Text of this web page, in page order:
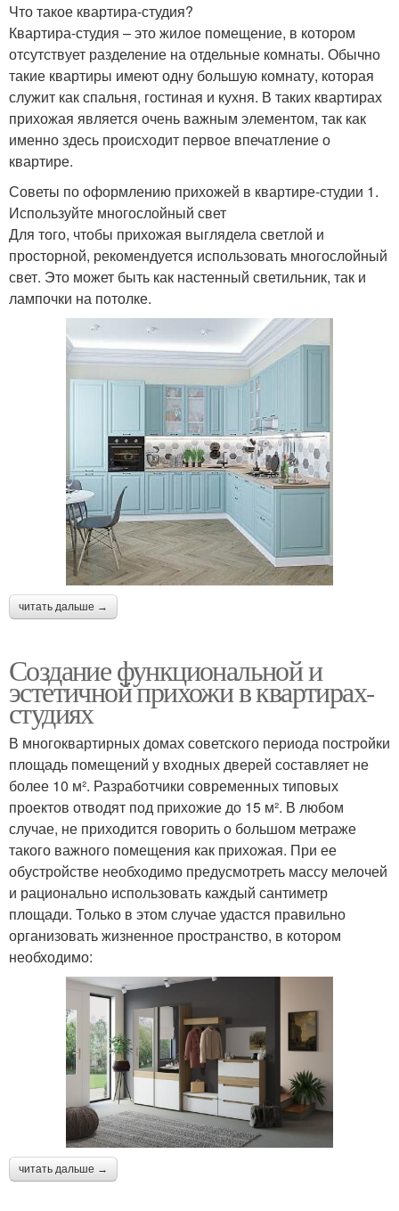
Что такое квартира-студия?
Квартира-студия – это жилое помещение, в котором
отсутствует разделение на отдельные комнаты. Обычно
такие квартиры имеют одну большую комнату, которая
служит как спальня, гостиная и кухня. В таких квартирах
прихожая является очень важным элементом, так как
именно здесь происходит первое впечатление о
квартире.
Советы по оформлению прихожей в квартире-студии 1.
Используйте многослойный свет
Для того, чтобы прихожая выглядела светлой и
просторной, рекомендуется использовать многослойный
свет. Это может быть как настенный светильник, так и
лампочки на потолке.
читать дальше →
Создание функциональной и
эстетичной прихожи в квартирах-
студиях
В многоквартирных домах советского периода постройки
площадь помещений у входных дверей составляет не
более 10 м². Разработчики современных типовых
проектов отводят под прихожие до 15 м². В любом
случае, не приходится говорить о большом метраже
такого важного помещения как прихожая. При ее
обустройстве необходимо предусмотреть массу мелочей
и рационально использовать каждый сантиметр
площади. Только в этом случае удастся правильно
организовать жизненное пространство, в котором
необходимо:
читать дальше →